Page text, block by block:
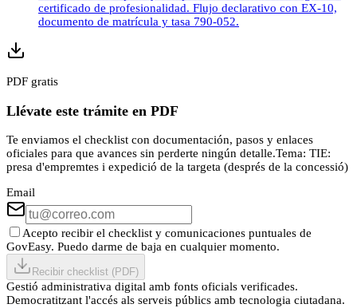
certificado de profesionalidad. Flujo declarativo con EX-10,
documento de matrícula y tasa 790-052.
PDF gratis
Llévate este trámite en PDF
Te enviamos el checklist con documentación, pasos y enlaces
oficiales para que avances sin perderte ningún detalle.Tema: TIE:
presa d'empremtes i expedició de la targeta (després de la concessió)
Email
Acepto recibir el checklist y comunicaciones puntuales de
GovEasy. Puedo darme de baja en cualquier momento.
Recibir checklist (PDF)
Gestió administrativa digital amb fonts oficials verificades.
Democratitzant l'accés als serveis públics amb tecnologia ciutadana.